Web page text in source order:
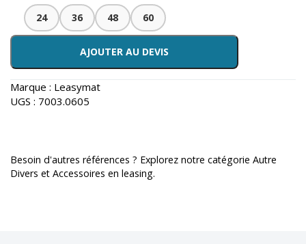
24 36 48 60
AJOUTER AU DEVIS
Marque : Leasymat
UGS : 7003.0605
Besoin d'autres références ? Explorez notre catégorie Autre
Divers et Accessoires en leasing.